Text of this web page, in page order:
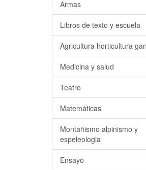
Armas
Libros de texto y escuela
Agricultura horticultura
Medicina y salud
Teatro
Matemáticas
Montañismo alpinismo y
espeleologia
Ensayo